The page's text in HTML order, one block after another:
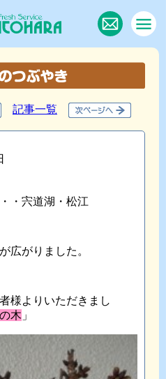
記事一覧
・宍道湖・松江
広がりました。
様よりいただきまし
木 」